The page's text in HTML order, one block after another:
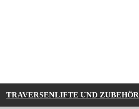
TRAVERSENLIFTE UND ZUBEHÖR